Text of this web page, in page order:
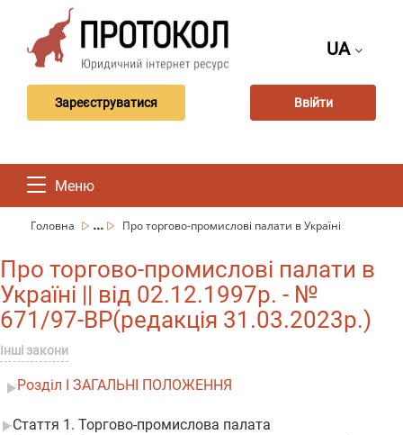
UA
Зареєструватися Ввійти
Меню
Головна ... Про торгово-промислові палати в Україні
Про торгово-промислові палати в
Україні || від 02.12.1997р. - №
671/97-ВР(редакція 31.03.2023р.)
Інші закони
Розділ I ЗАГАЛЬНІ ПОЛОЖЕННЯ
Стаття 1. Торгово-промислова палата